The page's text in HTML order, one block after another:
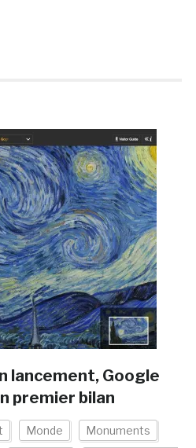
lancement, Google
premier bilan
Monde Monuments